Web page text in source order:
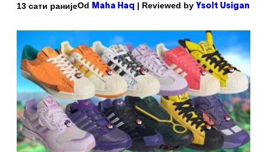
13 сати ранијеOd Maha Haq | Reviewed by Ysolt Usigan